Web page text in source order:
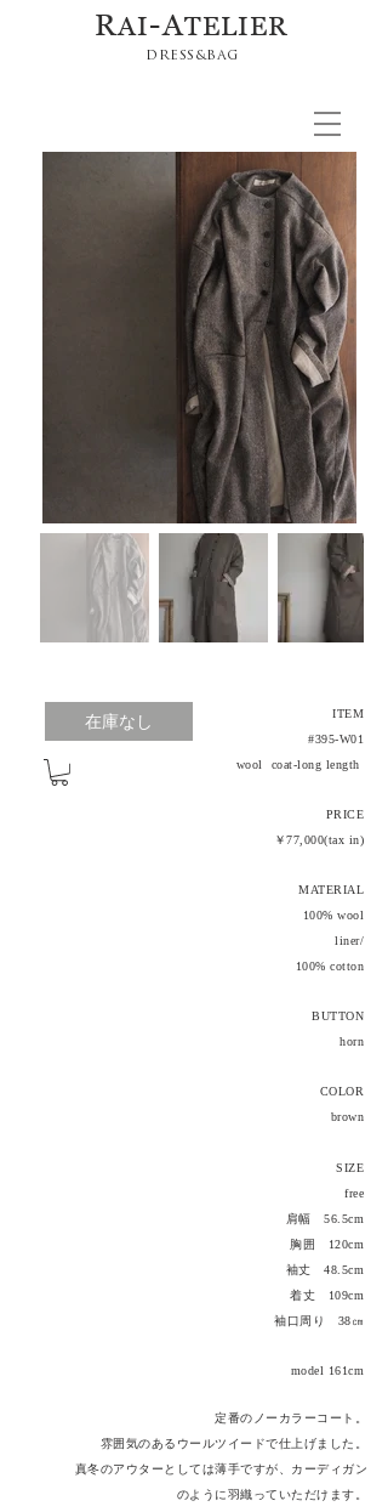
RAI-ATELIER
DRESS&BAG
ITEM
#395-W01
wool coat-long length
PRICE
￥77,000(tax in)
MATERIAL
100% wool
liner/
100% cotton
BUTTON
horn
COLOR
brown
SIZE
free
肩幅 56.5cm
胸囲 120cm
袖丈 48.5cm
着丈 109cm
​袖口周り 38㎝
model 161cm
定番のノーカラーコート。
雰囲気のあるウールツイードで仕上げました。
真冬のアウターとしては薄手ですが、​カーディガン
のように羽織っていただけます。
在庫なし